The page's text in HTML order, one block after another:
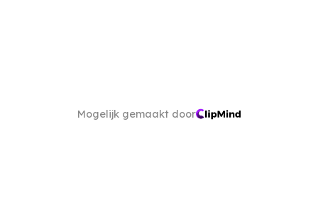
Mogelijk gemaakt door